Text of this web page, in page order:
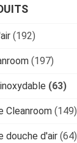
(192)
(197)
(63)
Cleanroom (149)
douche d'air (64)